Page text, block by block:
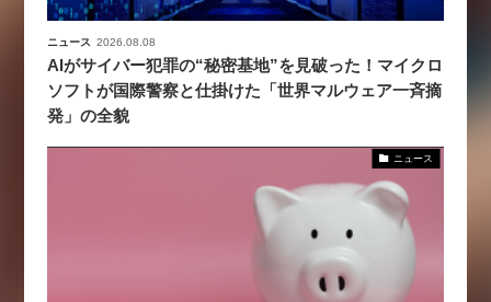
ニュース 2026.08.08
AIがサイバー犯罪の“秘密基地”を見破った！マイクロ
ソフトが国際警察と仕掛けた「世界マルウェア一斉摘
発」の全貌
ニュース